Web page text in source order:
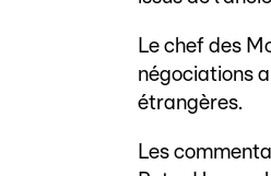
Le chef des
négociations
étrangères.
Les